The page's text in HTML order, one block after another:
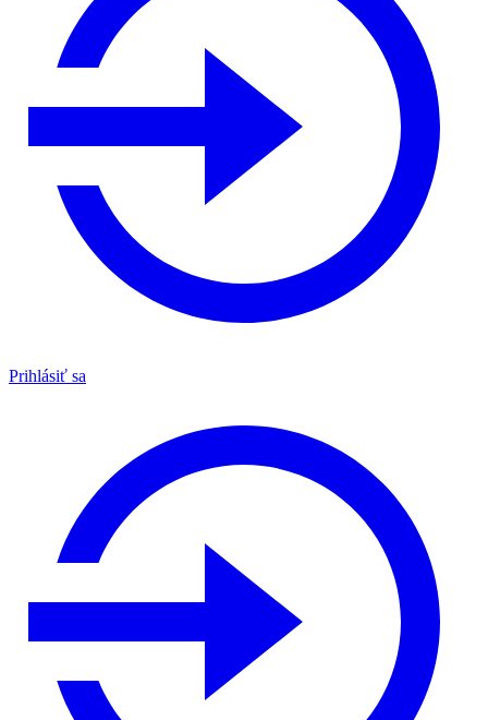
Prihlásiť sa